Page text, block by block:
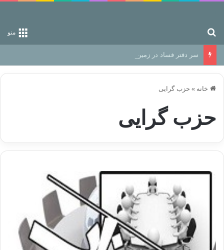
منو
سر دفتر فساد در زمین‌، دوری وکناره‌گیری از راه خداست‌!
خانه » حزب گرایی
حزب گرایی